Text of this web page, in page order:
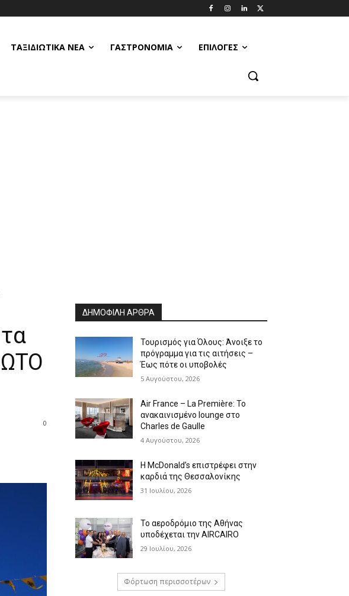
ΤΑΞΙΔΙΩΤΙΚΆ ΝΈΑ ΓΑΣΤΡΟΝΟΜΊΑ ΕΠΙΛΟΓΈΣ
0
ΔΗΜΟΦΙΛΗ ΑΡΘΡΑ
Τουρισμός για Όλους: Άνοιξε το
πρόγραμμα για τις αιτήσεις –
Έως πότε οι υποβολές
5 Αυγούστου, 2026
Air France – La Première: Το
ανακαινισμένο lounge στο
Charles de Gaulle
4 Αυγούστου, 2026
Η McDonald’s επιστρέφει στην
καρδιά της Θεσσαλονίκης
31 Ιουλίου, 2026
Το αεροδρόμιο της Αθήνας
υποδέχεται την AIRCAIRO
29 Ιουλίου, 2026
Φόρτωση περισσοτέρων